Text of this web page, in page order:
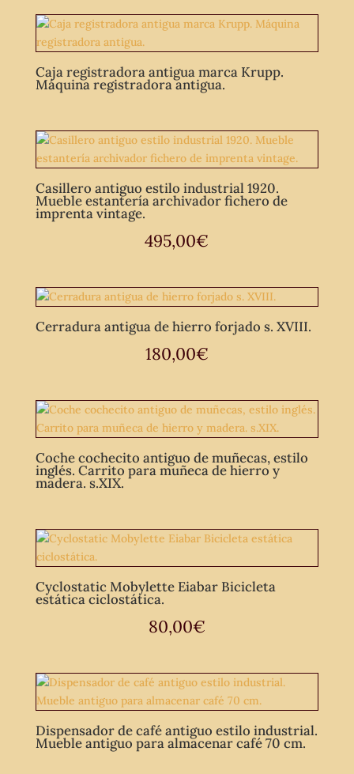
Caja registradora antigua marca Krupp.
Máquina registradora antigua.
Casillero antiguo estilo industrial 1920.
Mueble estantería archivador fichero de
imprenta vintage.
495,00€
Cerradura antigua de hierro forjado s. XVIII.
180,00€
Coche cochecito antiguo de muñecas, estilo
inglés. Carrito para muñeca de hierro y
madera. s.XIX.
Cyclostatic Mobylette Eiabar Bicicleta
estática ciclostática.
80,00€
Dispensador de café antiguo estilo industrial.
Mueble antiguo para almacenar café 70 cm.